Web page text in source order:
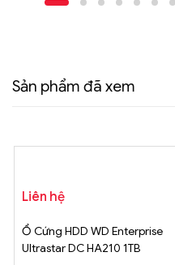
Sản phẩm đã xem
Liên hệ
Ổ Cứng HDD WD Enterprise
Ultrastar DC HA210 1TB